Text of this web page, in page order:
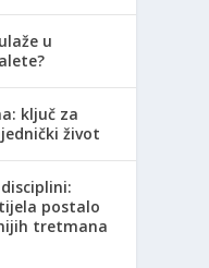
u
ključ za
život
postalo
tretmana